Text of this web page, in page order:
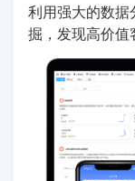
利用强大的数
掘，发现高价值